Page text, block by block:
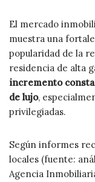
El mercado
muestra una
popularidad de la
residencia de alta
incremento
de lujo,
privilegiadas.
Según informes
locales (fuente:
Agencia